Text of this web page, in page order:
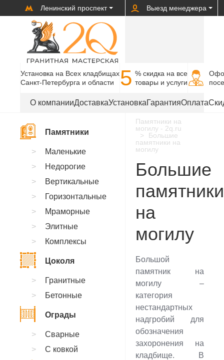
Ленинский проспект Выезд менеджера
Установка на Всех кладбищах
Санкт-Петербурга и области
5 % cкидка на все
товары и услуги
О компанииДоставкаУстановкаГарантияОплата
Памятники на
могилу - 2q.ru
Большие
памятники на
могилу
Большие
памятники
на
могилу
Большой
памятник на
могилу –
категория
нестандартных
надгробий для
обозначения
захоронения на
кладбище. В
Памятники
Маленькие
Недорогие
Вертикальные
Горизонтальные
Мраморные
Элитные
Комплексы
Цоколя
Гранитные
Бетонные
Ограды
Сварные
С ковкой